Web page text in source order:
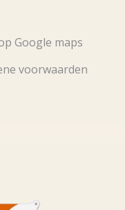
Google maps
voorwaarden